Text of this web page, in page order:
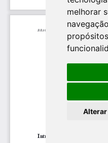
melhorar